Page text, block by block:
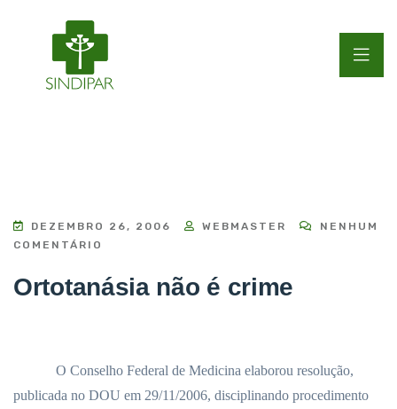
DEZEMBRO 26, 2006 WEBMASTER
NENHUM
COMENTÁRIO
Ortotanásia não é crime
O Conselho Federal de Medicina elaborou resolução,
publicada no DOU em 29/11/2006, disciplinando procedimento